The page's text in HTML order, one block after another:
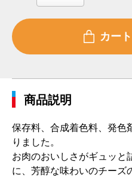
商品説明
保存料、合成着色料、発色
りました。
お肉のおいしさがギュッと
に、芳醇な味わいのチーズ